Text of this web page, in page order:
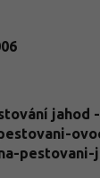
jahod -
pestovani-